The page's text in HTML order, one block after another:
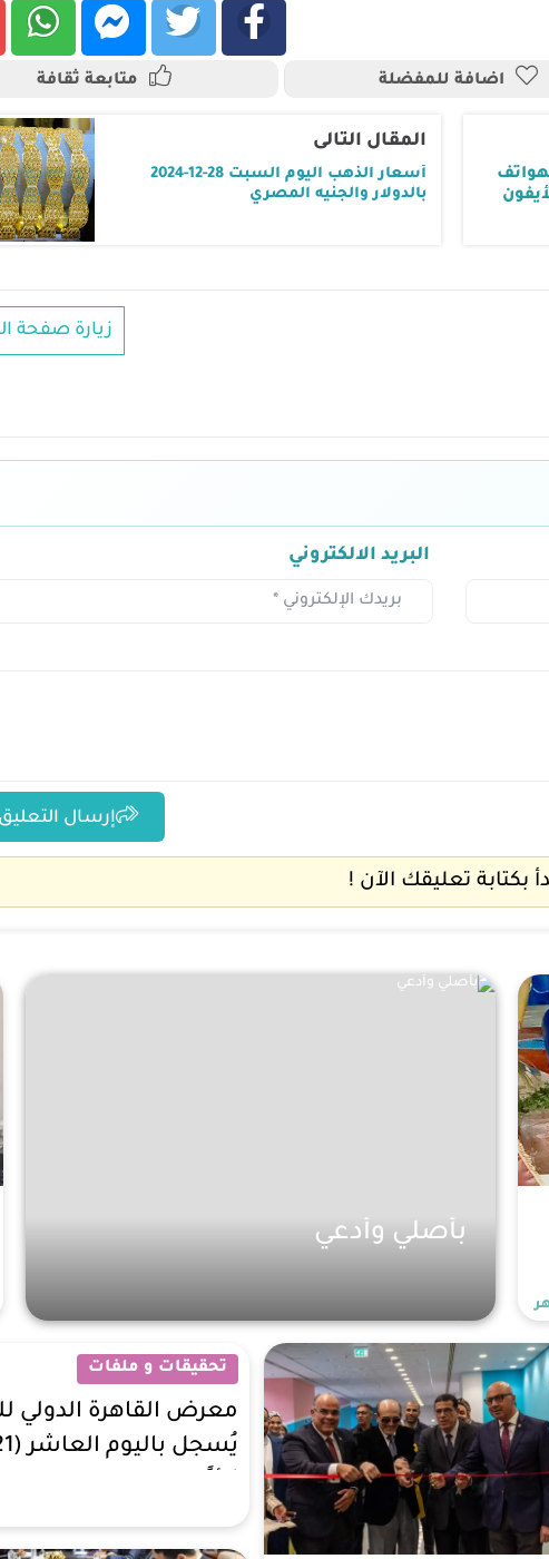
اضافة للمفضلة متابعة ثقافة
المقال التالى
أسعار الذهب اليوم السبت 28-12-2024
بالدولار والجنيه المصري
زيارة صفحة
البريد الالكتروني
إرسال
بكتابة تعليقك الآن !
ثقافة
بأصلي وأدعي
تحقيقات و ملفات
معرض القاهرة الدولي